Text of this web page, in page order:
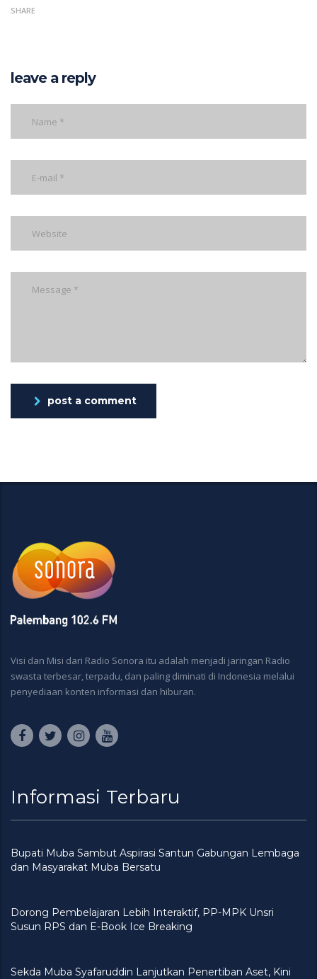
SHARE
leave a reply
post a comment
Visi dan Misi dari Radio Sonora itu adalah menjadi jaringan Radio
swasta terbesar, terpadu, dan paling diminati di Indonesia melalui
penyediaan konten informasi dan hiburan.
Informasi Terbaru
Bupati Muba Sambut Aspirasi Santun Gabungan Lembaga
dan Masyarakat Muba Bersatu
Dorong Pembelajaran Lebih Interaktif, PP-MPK Unsri
Susun RPS dan E-Book Ice Breaking
Sekda Muba Syafaruddin Lanjutkan Penertiban Aset, Kini